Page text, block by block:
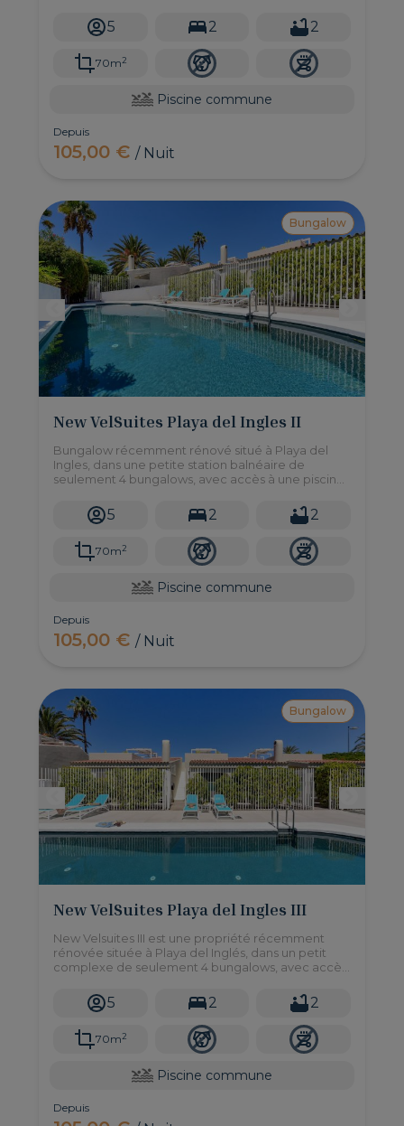
jusqu'à 5 personnes.
5 2 2
70m2
Piscine commune
Depuis
105,00 €/ Nuit
Bungalow
New VelSuites Playa del Ingles II
Bungalow récemment rénové situé à Playa del
Ingles, dans une petite station balnéaire de
seulement 4 bungalows, avec accès à une piscine
jusqu'à 5 personnes.
5 2 2
70m2
Piscine commune
Depuis
105,00 €/ Nuit
Bungalow
New VelSuites Playa del Ingles III
New Velsuites III est une propriété récemment
rénovée située à Playa del Inglés, dans un petit
complexe de seulement 4 bungalows, avec accès
accueillir jusqu'à 5 personnes.
5 2 2
70m2
Piscine commune
Depuis